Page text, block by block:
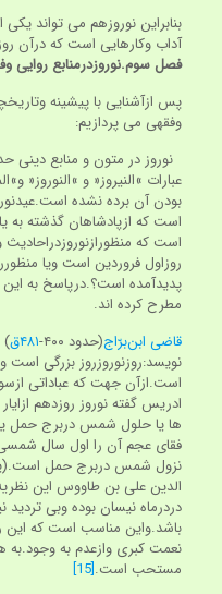
بنابراین نوروزهم می تواند
آداب وکارهایی است که درآن
فصل سوم.نوروزدرمنابع روایی
پس ازآشنایی با پیشینه
وفقهی می پردازیم:
نوروز در متون و منابع دینی
عبارات »النیروز« و »النوروز«
بودن آن برده نشده
است که ازپادشاهان گذشته به
است که منظورازنوروزدراحادیث
روزاول فروردین است ویا
پدیدآمده است؟.درپاسخ به این
مطرح کرده اند.
قاضی ابن‌برّاج(حدود ۴۰۰- ۴۸۱ق )
نویسد:روزنوروزروز بزرگی
است.ازآن جهت که عباداتی
ادریس گفته نوروز روزدهم
ها یا حلول شمس دربرج حمل
فقای عجم آن را اول سال شمسی
نزول شمس دربرج حمل
الدین علی بن طاووس این
دردرماه نیسان بوده وبی
باشد.واین مناسب است که این
نعمت کبری وازعدم به
مستحب است.[15]